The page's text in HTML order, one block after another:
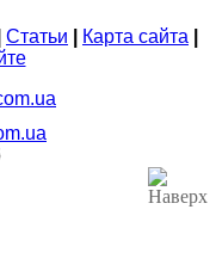
Статьи Карта сайта